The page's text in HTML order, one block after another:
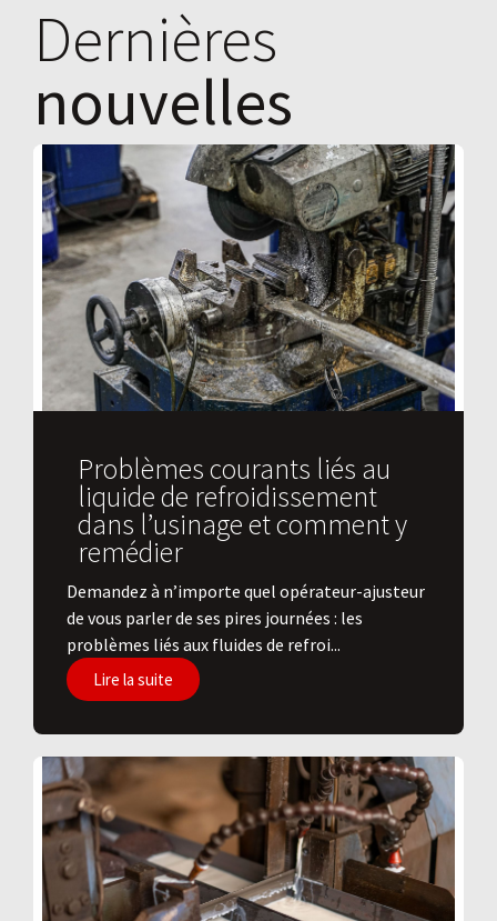
Dernières
nouvelles
Problèmes courants liés au
liquide de refroidissement
dans l’usinage et comment y
remédier
Demandez à n’importe quel opérateur-ajusteur
de vous parler de ses pires journées : les
problèmes liés aux fluides de refroi...
Lire la suite